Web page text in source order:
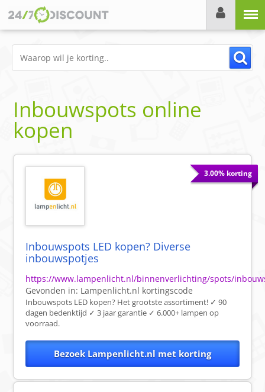
Inbouwspots online
kopen
3.00% korting
Inbouwspots LED kopen? Diverse
inbouwspotjes
https://www.lampenlicht.nl/binnenverlichting/spots/
Gevonden in: Lampenlicht.nl kortingscode
Inbouwspots LED kopen? Het grootste assortiment! ✓ 90
dagen bedenktijd ✓ 3 jaar garantie ✓ 6.000+ lampen op
voorraad.
Bezoek Lampenlicht.nl met korting